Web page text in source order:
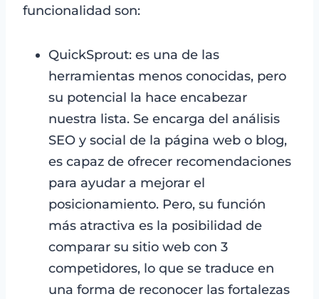
funcionalidad son:
QuickSprout: es una de las
herramientas menos conocidas, pero
su potencial la hace encabezar
nuestra lista. Se encarga del análisis
SEO y social de la página web o blog,
es capaz de ofrecer recomendaciones
para ayudar a mejorar el
posicionamiento. Pero, su función
más atractiva es la posibilidad de
comparar su sitio web con 3
competidores, lo que se traduce en
una forma de reconocer las fortalezas